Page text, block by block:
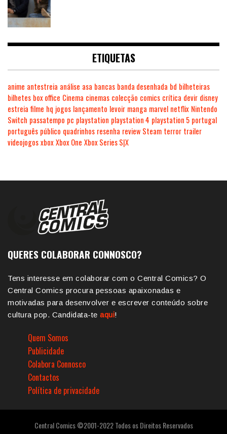
ETIQUETAS
anime antestreia análise asa bancas banda desenhada bd bilheteiras
bilhetes box office Cinema cinemas colecção comics crítica devir disney
estreia filme hq jogos lançamento levoir manga marvel netflix Nintendo
Switch passatempo pc playstation playstation 4 playstation 5 portugal
português público quadrinhos resenha review Steam terror trailer
videojogosxboxXbox One Xbox Series S|X
QUERES COLABORAR CONNOSCO?
Tens interesse em colaborar com o Central Comics? O
Central Comics procura pessoas apaixonadas e
motivadas para desenvolver e escrever conteúdo sobre
cultura pop. Candidata-te aqui!
Quem Somos
Publicidade
Colabora Connosco
Contactos
Política de privacidade
Central Comics ©2001-2022 Todos os Direitos Reservados